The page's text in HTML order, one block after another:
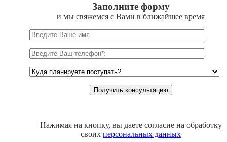
Заполните форму
и мы свяжемся с Вами в ближайшее время
Нажимая на кнопку, вы даете согласие на обработку
своих персональных данных